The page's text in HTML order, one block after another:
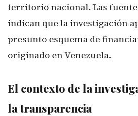
territorio nacional. Las
indican que la investigación
presunto esquema de
originado en Venezuela.
El contexto de la
la transparencia